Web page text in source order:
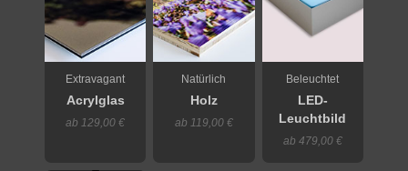
Extravagant
Acrylglas
ab 129,00 €
Natürlich
Holz
ab 119,00 €
Beleuchtet
LED-
Leuchtbild
ab 479,00 €